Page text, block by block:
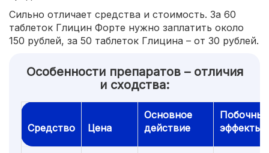
Сильно отличает средства и стоимость. За 60
таблеток Глицин Форте нужно заплатить около
150 рублей, за 50 таблеток Глицина – от 30 рублей.
Особенности препаратов – отличия
и сходства:
Средство Цена
Основное
действие
Побочные
эффекты